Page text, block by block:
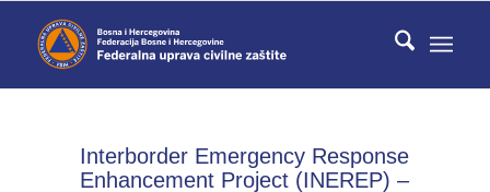
Interborder Emergency Response
Enhancement Project (INEREP) –